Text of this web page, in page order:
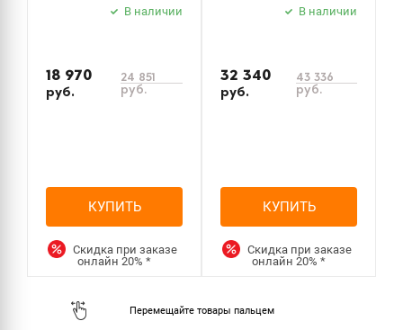
В наличии
18 970
руб.
24 851
руб.
КУПИТЬ
Скидка при заказе
онлайн20%*
В наличии
32 340
руб.
43 336
руб.
КУПИТЬ
Скидка при заказе
онлайн20%*